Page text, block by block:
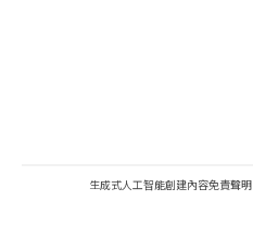
生成式人工智能創建內容免責聲明